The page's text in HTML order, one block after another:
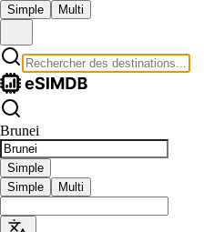
Simple Multi
Brunei
Simple
Simple
Multi